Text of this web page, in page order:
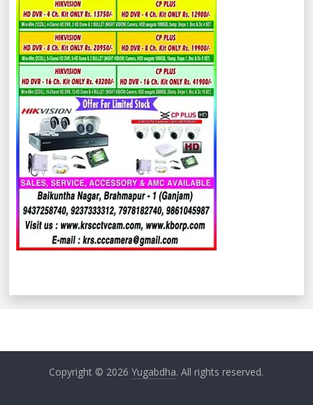
Copyright © 2026Yugabdha. All rights reserved.